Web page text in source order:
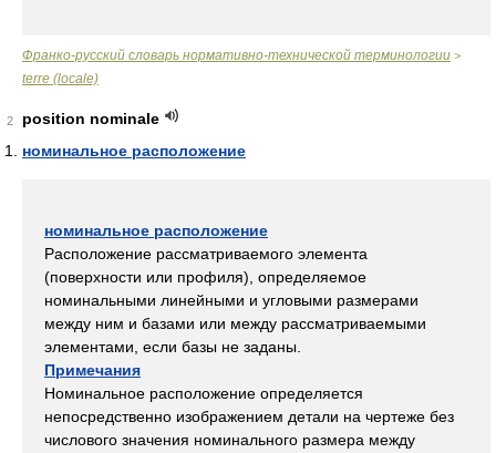
Франко-русский словарь нормативно-технической терминологии >
terre (locale)
2
position nominale
номинальное расположение
номинальное расположение
Расположение рассматриваемого элемента
(поверхности или профиля), определяемое
номинальными линейными и угловыми размерами
между ним и базами или между рассматриваемыми
элементами, если базы не заданы.
Примечания
Номинальное расположение определяется
непосредственно изображением детали на чертеже без
числового значения номинального размера между